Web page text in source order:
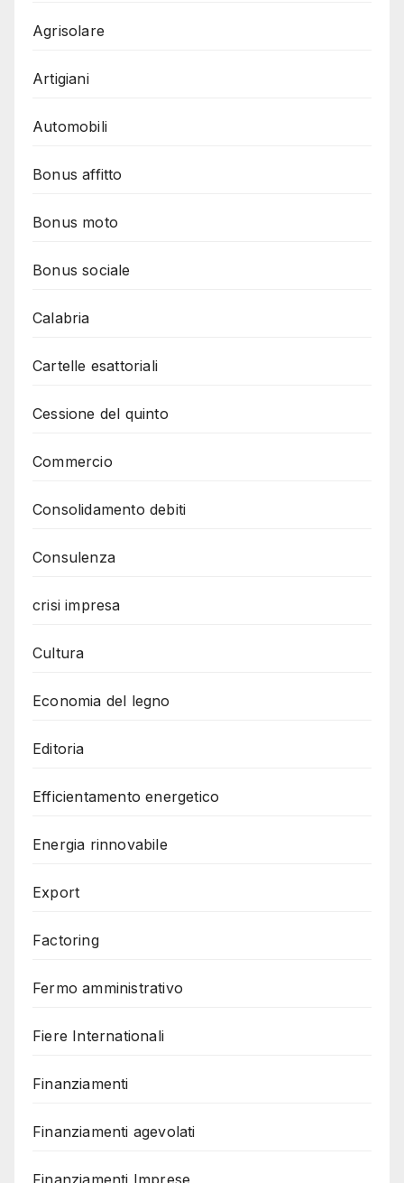
Agrisolare
Artigiani
Automobili
Bonus affitto
Bonus moto
Bonus sociale
Calabria
Cartelle esattoriali
Cessione del quinto
Commercio
Consolidamento debiti
Consulenza
crisi impresa
Cultura
Economia del legno
Editoria
Efficientamento energetico
Energia rinnovabile
Export
Factoring
Fermo amministrativo
Fiere Internationali
Finanziamenti
Finanziamenti agevolati